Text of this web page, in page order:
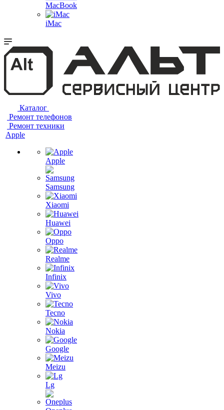
MacBook
iMac
Каталог
Ремонт телефонов
Ремонт техники
Apple
Apple
Samsung
Xiaomi
Huawei
Oppo
Realme
Infinix
Vivo
Tecno
Nokia
Google
Meizu
Lg